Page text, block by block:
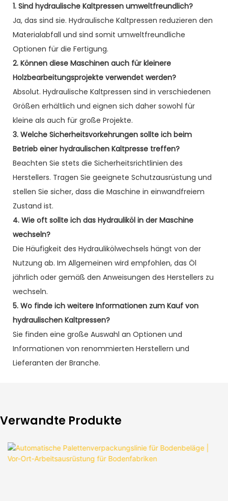
1. Sind hydraulische Kaltpressen umweltfreundlich?
Ja, das sind sie. Hydraulische Kaltpressen reduzieren den
Materialabfall und sind somit umweltfreundliche
Optionen für die Fertigung.
2. Können diese Maschinen auch für kleinere
Holzbearbeitungsprojekte verwendet werden?
Absolut. Hydraulische Kaltpressen sind in verschiedenen
Größen erhältlich und eignen sich daher sowohl für
kleine als auch für große Projekte.
3. Welche Sicherheitsvorkehrungen sollte ich beim
Betrieb einer hydraulischen Kaltpresse treffen?
Beachten Sie stets die Sicherheitsrichtlinien des
Herstellers. Tragen Sie geeignete Schutzausrüstung und
stellen Sie sicher, dass die Maschine in einwandfreiem
Zustand ist.
4. Wie oft sollte ich das Hydrauliköl in der Maschine
wechseln?
Die Häufigkeit des Hydraulikölwechsels hängt von der
Nutzung ab. Im Allgemeinen wird empfohlen, das Öl
jährlich oder gemäß den Anweisungen des Herstellers zu
wechseln.
5. Wo finde ich weitere Informationen zum Kauf von
hydraulischen Kaltpressen?
Sie finden eine große Auswahl an Optionen und
Informationen von renommierten Herstellern und
Lieferanten der Branche.
Verwandte Produkte